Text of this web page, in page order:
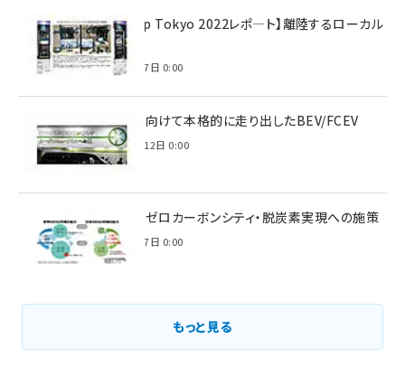
【Interop Tokyo 2022レポ—ト】離陸するローカル
5G！
2022年7月7日 0:00
脱炭素に向けて本格的に走り出したBEV/FCEV
2022年6月12日 0:00
環境省のゼロカーボンシティ・脱炭素実現への施策
2021年3月7日 0:00
もっと見る